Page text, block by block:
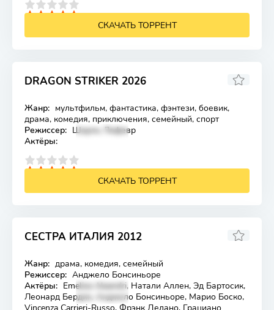
СКАЧАТЬ ТОРРЕНТ
DRAGON STRIKER 2026
Лицензия
Жанр: мультфильм, фантастика, фэнтези, боевик,
драма, комедия, приключения, семейный, спорт
Режиссер: Шарль Лефевр
Актёры:
СКАЧАТЬ ТОРРЕНТ
СЕСТРА ИТАЛИЯ 2012
Лицензия
6.2
Жанр: драма, комедия, семейный
Режиссер: Анджело Бонсиньоре
Актёры: Emelise Aleandri, Натали Аллен, Эд Бартосик,
Леонард Бердик, Анджело Бонсиньоре, Марио Боско,